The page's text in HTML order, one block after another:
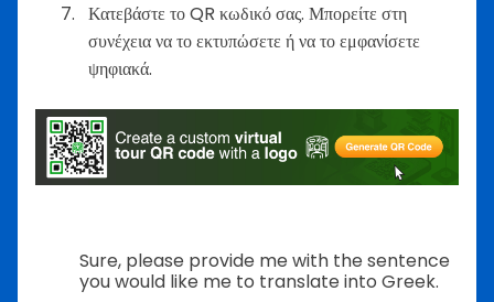
Κατεβάστε το QR κωδικό σας. Μπορείτε στη
συνέχεια να το εκτυπώσετε ή να το εμφανίσετε
ψηφιακά.
Sure, please provide me with the sentence
you would like me to translate into Greek.